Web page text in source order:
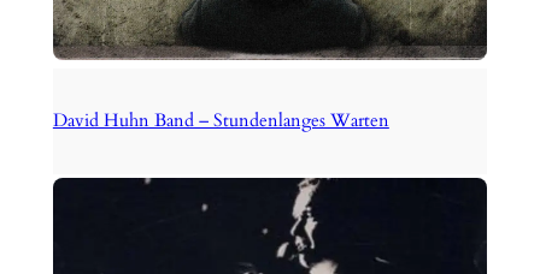
David Huhn Band – Stundenlanges Warten